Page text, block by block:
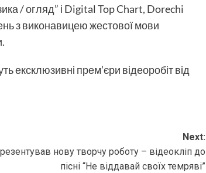
/ огляд” і Digital Top Chart, Dorechi
з виконавицею жестової мови
ексклюзивні прем’єри відеоробіт від
Next:
нову творчу роботу – відеокліп до
пісні “Не віддавай своїх темряві”